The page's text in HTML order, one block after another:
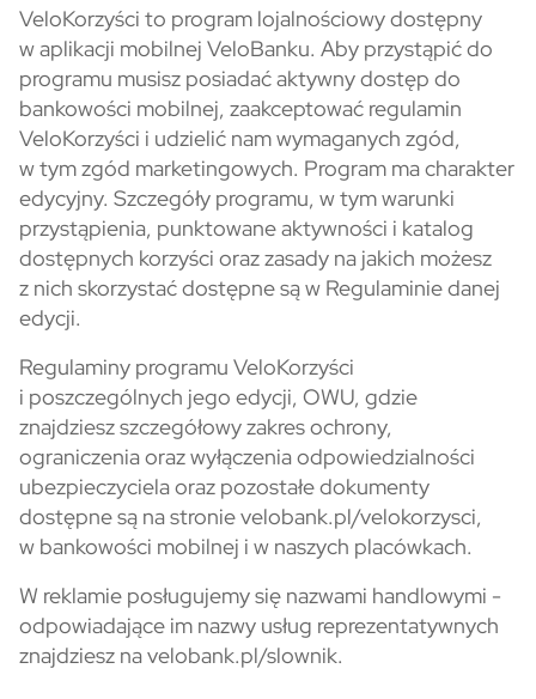
Nota prawna
VeloKorzyści to program lojalnościowy dostępny
w aplikacji mobilnej VeloBanku. Aby przystąpić do
programu musisz posiadać aktywny dostęp do
bankowości mobilnej, zaakceptować regulamin
VeloKorzyści i udzielić nam wymaganych zgód,
w tym zgód marketingowych. Program ma charakter
edycyjny. Szczegóły programu, w tym warunki
przystąpienia, punktowane aktywności i katalog
dostępnych korzyści oraz zasady na jakich możesz
z nich skorzystać dostępne są w Regulaminie danej
edycji.
Regulaminy programu VeloKorzyści
i poszczególnych jego edycji, OWU, gdzie
znajdziesz szczegółowy zakres ochrony,
ograniczenia oraz wyłączenia odpowiedzialności
ubezpieczyciela oraz pozostałe dokumenty
dostępne są na stronie velobank.pl/velokorzysci,
w bankowości mobilnej i w naszych placówkach.
W reklamie posługujemy się nazwami handlowymi -
odpowiadające im nazwy usług reprezentatywnych
znajdziesz na velobank.pl/slownik.